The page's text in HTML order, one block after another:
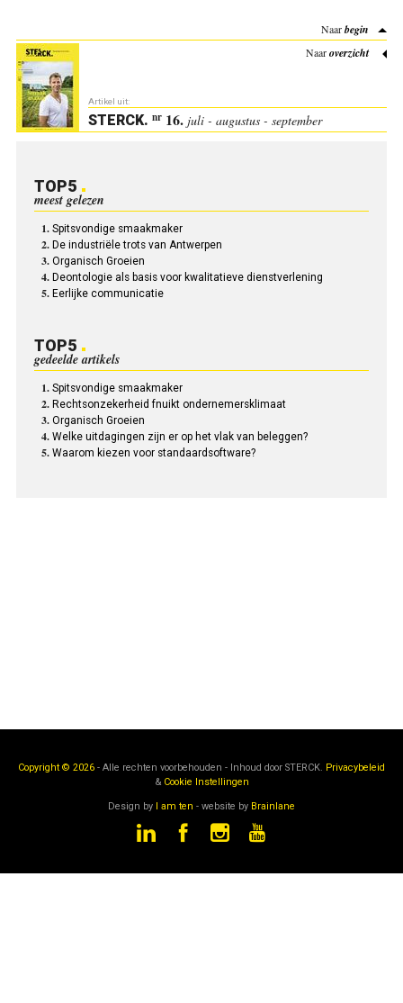
Naarbegin
Naaroverzicht
Artikel uit:
STERCK. nr16. juli - augustus - september
TOP5
meest gelezen
Spitsvondige smaakmaker
De industriële trots van Antwerpen
Organisch Groeien
Deontologie als basis voor kwalitatieve dienstverlening
Eerlijke communicatie
TOP5
gedeelde artikels
Spitsvondige smaakmaker
Rechtsonzekerheid fnuikt ondernemersklimaat
Organisch Groeien
Welke uitdagingen zijn er op het vlak van beleggen?
Waarom kiezen voor standaardsoftware?
Copyright © 2026 - Alle rechten voorbehouden - Inhoud door STERCK. Privacybeleid
& Cookie Instellingen
Design by I am ten - website by Brainlane